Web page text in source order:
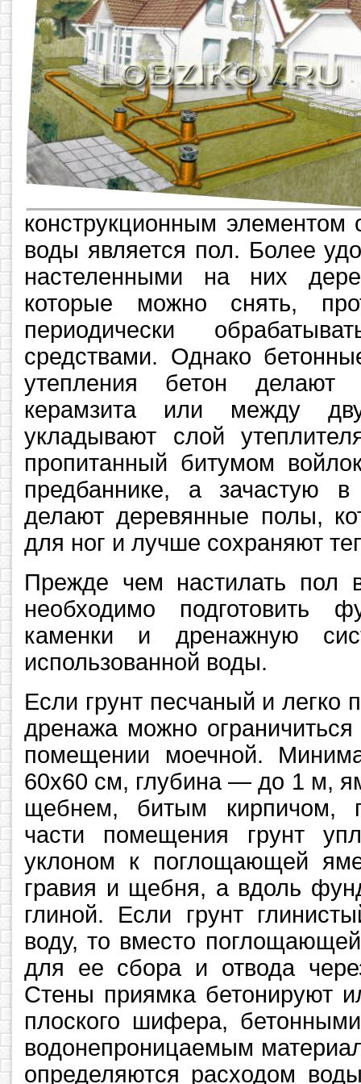
конструкционным элементом
воды является пол. Более
настеленными на них
которые можно снять,
периодически
средствами. Однако
утепления бетон делают
керамзита или между
укладывают слой
пропитанный битумом
предбаннике, а зачастую
делают деревянные полы,
для ног и лучше сохраняют
Прежде чем настилать пол
необходимо подготовить
каменки и дренажную
использованной воды.
Если грунт песчаный и легко
дренажа можно
помещении моечной.
60x60 см, глубина — до 1 м,
щебнем, битым кирпичом,
части помещения грунт
уклоном к поглощающей
гравия и щебня, а вдоль
глиной. Если грунт
воду, то вместо
для ее сбора и отвода
Стены приямка бетонируют
плоского шифера,
водонепроницаемым
определяются расходом